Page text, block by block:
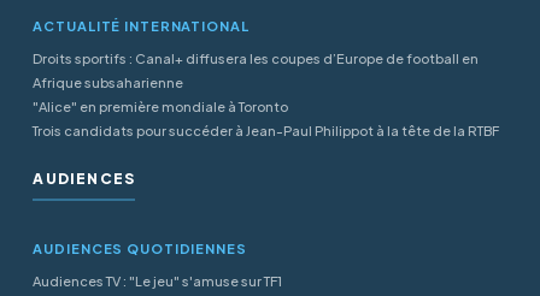
ACTUALITÉ INTERNATIONAL
Droits sportifs : Canal+ diffusera les coupes d’Europe de football en
Afrique subsaharienne
"Alice" en première mondiale à Toronto
Trois candidats pour succéder à Jean-Paul Philippot à la tête de la RTBF
AUDIENCES
AUDIENCES QUOTIDIENNES
Audiences TV : "Le jeu" s'amuse sur TF1